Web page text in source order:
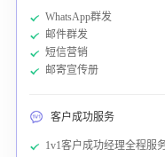
WhatsApp群发
邮件群发
短信营销
邮寄宣传册
客户成功服务
1v1客户成功经理全程服